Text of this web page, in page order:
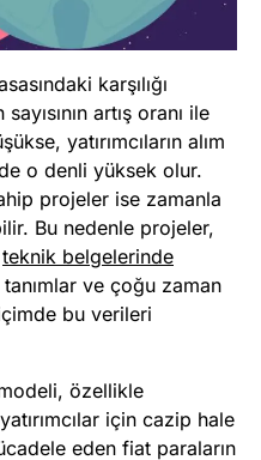
karşılığı
artış oranı ile
yatırımcıların alım
o denli yüksek olur.
projeler ise zamanla
Bu nedenle projeler,
teknik belgelerinde
ve çoğu zaman
bu verileri
özellikle
için cazip hale
eden fiat paraların